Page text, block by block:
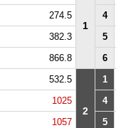
1
274.5
4
382.3
5
866.8 6
532.5
2
1
1025
4
1057
5